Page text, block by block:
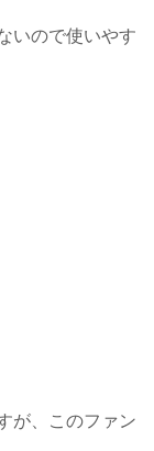
いので使いやす
が、このファン